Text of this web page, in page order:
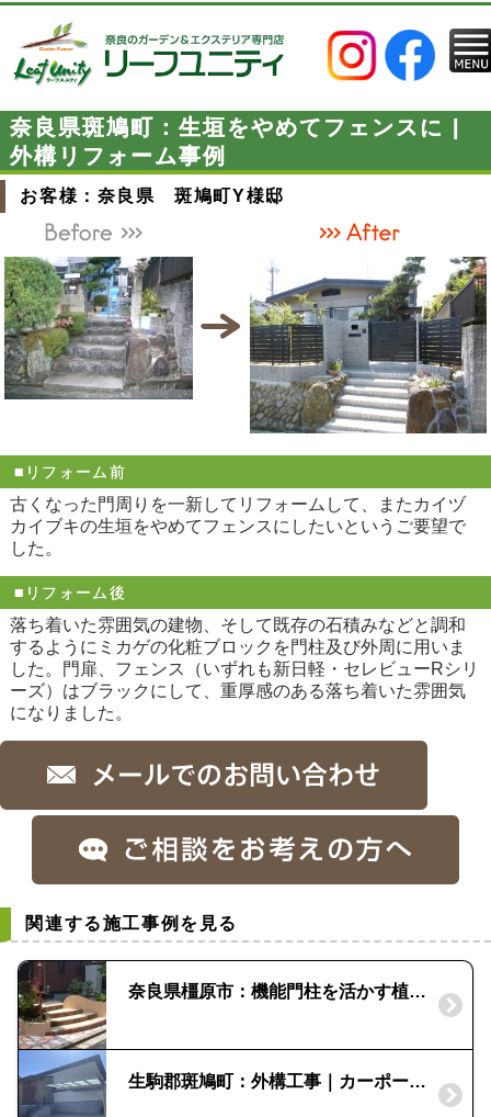
奈良県斑鳩町：生垣をやめてフェンスに |
外構リフォーム事例
お客様：奈良県 斑鳩町Y様邸
■リフォーム前
古くなった門周りを一新してリフォームして、またカイヅ
カイブキの生垣をやめてフェンスにしたいというご要望で
した。
■リフォーム後
落ち着いた雰囲気の建物、そして既存の石積みなどと調和
するようにミカゲの化粧ブロックを門柱及び外周に用いま
した。門扉、フェンス（いずれも新日軽・セレビューRシリ
ーズ）はブラックにして、重厚感のある落ち着いた雰囲気
になりました。
関連する施工事例を見る
奈良県橿原市：機能門柱を活かす植栽効果
生駒郡斑鳩町：外構工事｜カーポート ネスカF｜手すり アーキレール｜セラレバンテ